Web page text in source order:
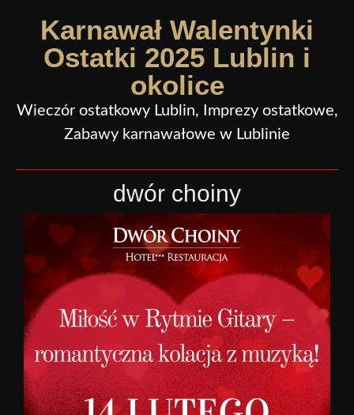
Karnawał Walentynki
Ostatki 2025 Lublin i
okolice
Wieczór ostatkowy Lublin, Imprezy ostatkowe,
Zabawy karnawałowe w Lublinie
dwór choiny